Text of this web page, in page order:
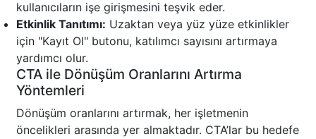
kullanıcıların işe girişmesini teşvik eder.
Etkinlik Tanıtımı: Uzaktan veya yüz yüze etkinlikler
için "Kayıt Ol" butonu, katılımcı sayısını artırmaya
yardımcı olur.
CTA ile Dönüşüm Oranlarını Artırma
Yöntemleri
Dönüşüm oranlarını artırmak, her işletmenin
öncelikleri arasında yer almaktadır. CTA’lar bu hedefe